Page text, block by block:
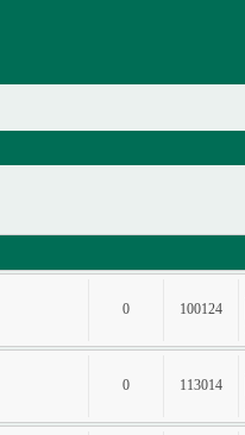
0 100124
0 113014